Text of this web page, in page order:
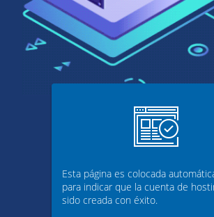
Esta página es colocada
para indicar que la cuenta de
sido creada con éxito.